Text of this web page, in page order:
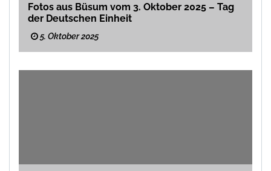
Fotos aus Büsum vom 3. Oktober 2025 – Tag
der Deutschen Einheit
5. Oktober 2025